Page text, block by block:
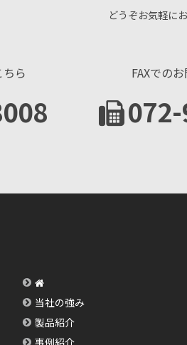
どうぞお気軽に
ら FAXでの
当社の強み
製品紹介